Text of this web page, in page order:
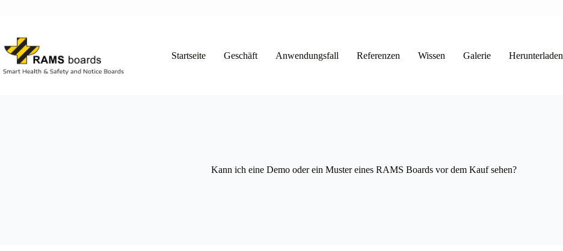
Startseite Geschäft Anwendungsfall Referenzen Wissen Galerie Herunterladen
Kann ich eine Demo oder ein Muster eines RAMS Boards vor dem Kauf sehen?